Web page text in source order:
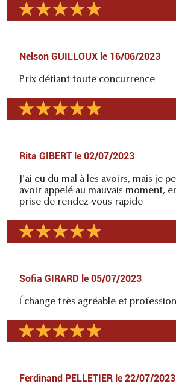
Nelson GUILLOUX le 16/06/2023
Prix défiant toute concurrence
Rita GIBERT le 02/07/2023
J'ai eu du mal à les avoirs, mais je
avoir appelé au mauvais moment,
prise de rendez-vous rapide
Sofia GIRARD le 05/07/2023
Échange très agréable et
Ferdinand PELLETIER le 22/07/2023